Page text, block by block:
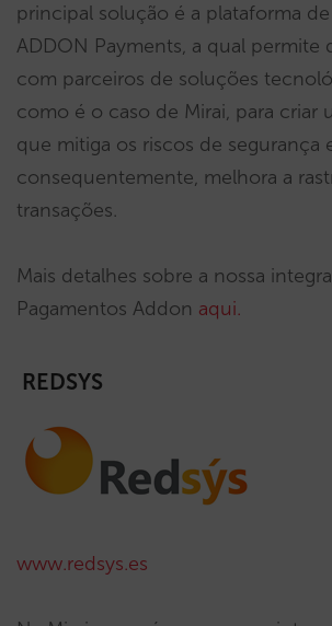
principal solução é a plataforma
ADDON Payments, a qual permite
com parceiros de soluções
como é o caso de Mirai, para criar
que mitiga os riscos de segurança
consequentemente, melhora a
transações.
Mais detalhes sobre a nossa
Pagamentos Addon aqui.
REDSYS
www.redsys.es